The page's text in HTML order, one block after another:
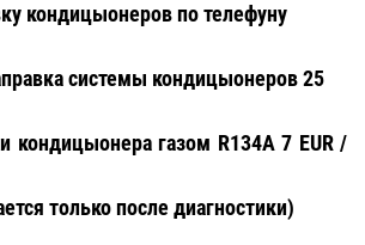
кондицыонеров по телефуну
системы кондицыонеров25
кондицыонера газом R134A 7 EUR /
только после диагностики)